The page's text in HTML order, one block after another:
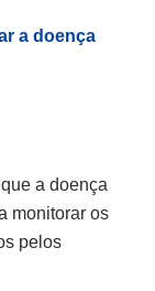
a doença
a doença
monitorar os
pelos